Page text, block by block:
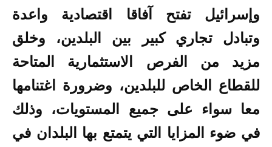
وإسرائيل تفتح آفاقا اقتصادية واعدة
وتبادل تجاري كبير بين البلدين، وخلق
مزيد من الفرص الاستثمارية المتاحة
للقطاع الخاص للبلدين، وضرورة اغتنامها
معا سواء على جميع المستويات، وذلك
في ضوء المزايا التي يتمتع بها البلدان في